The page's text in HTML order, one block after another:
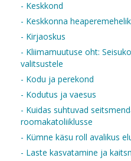
- Keskkond
- Keskkonna
- Kirjaoskus
- Kliimamuutuse oht:
valitsustele
- Kodu ja perekond
- Kodutus ja vaesus
- Kuidas suhtuvad
roomakatoliiklusse
- Kümne käsu roll avalikus
- Laste kasvatamine ja